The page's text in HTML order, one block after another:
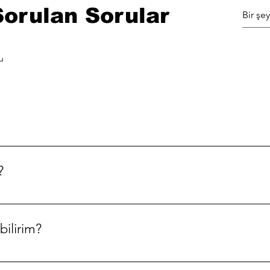
Sorular
bölgelere gönderim yapıyorsunuz?", "Çalışma
işletmeniz ile ilgili sık sorulan sorulara hızlıca yanıt
sayfaya veya üyelerin her an her yerden